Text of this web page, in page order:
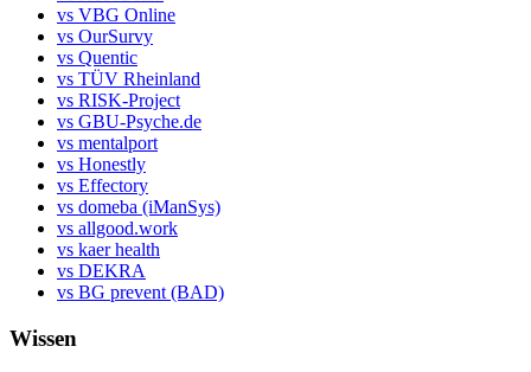
vs VBG Online
vs OurSurvy
vs Quentic
vs TÜV Rheinland
vs RISK-Project
vs GBU-Psyche.de
vs mentalport
vs Honestly
vs Effectory
vs domeba (iManSys)
vs allgood.work
vs kaer health
vs DEKRA
vs BG prevent (BAD)
Wissen